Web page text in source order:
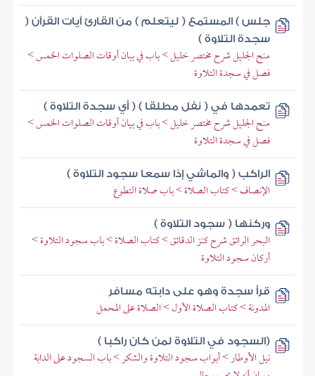
جلس ) المستمع ( ليتعلم ) من القارئ آيات القرآن (
سجدة التلاوة )
منح الجليل شرح مختصر خليل > باب في بيان أوقات الصلوات الخمس >
فصل في سجدة التلاوة
تعمدها في ( نفل مطلقا ) ( أي سجدة التلاوة )
منح الجليل شرح مختصر خليل > باب في بيان أوقات الصلوات الخمس >
فصل في سجدة التلاوة
الراكب ( والماشي إذا سمعا سجود التلاوة )
الإنصاف > كتاب الصلاة > باب صلاة التطوع
وركنها ( سجود التلاوة )
البحر الرائق شرح كنز الدقائق > كتاب الصلاة > باب سجود التلاوة >
أركان سجود التلاوة
قرأ سجدة وهو على دابته مسافر
المدونة > كتاب الصلاة الأول > الصلاة على المحمل
(السجود في التلاوة لمن كان راكبا )
نيل الأوطار > أبواب سجود التلاوة والشكر > باب السجود على الدابة